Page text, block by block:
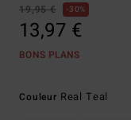
19,95 €
30%
13,97 €
BONS PLANS
Couleur Real Teal